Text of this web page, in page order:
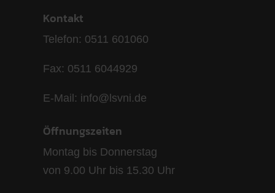
Kontakt
Telefon: 0511 601060
Fax: 0511 6044929
E-Mail: info@lsvni.de
Öffnungszeiten
Montag bis Donnerstag
von 9.00 Uhr bis 15.30 Uhr